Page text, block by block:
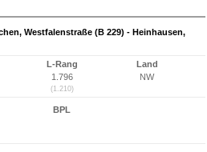
Westfalenstraße (B 229) - Heinhausen,
L-Rang
1.796
(1.210)
Land
NW
BPL